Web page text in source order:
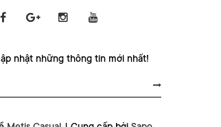
nhật những thông tin mới nhất!